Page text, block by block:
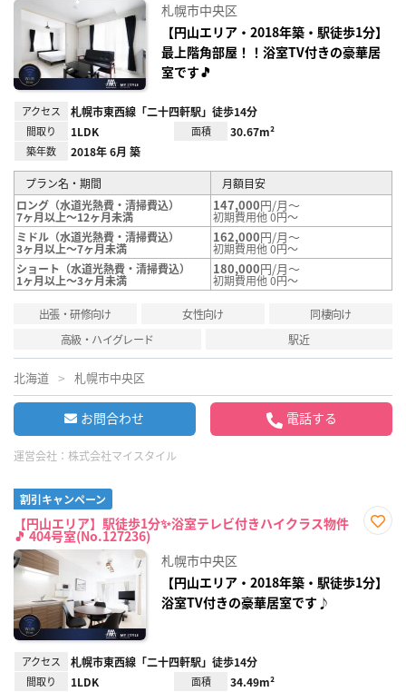
録
札幌市中央区
【円山エリア・2018年築・駅徒歩1分】
最上階角部屋！！浴室TV付きの豪華居
室です🎵
アクセス 札幌市東西線「二十四軒駅」徒歩14分
間取り 1LDK 面積 30.67m²
築年数 2018年 6月 築
プラン名・期間
月額目安
ロング（水道光熱費・清掃費込）
7ヶ月以上～12ヶ月未満
147,000円/月～
初期費用他 0円～
ミドル（水道光熱費・清掃費込）
3ヶ月以上～7ヶ月未満
162,000円/月～
初期費用他 0円～
ショート（水道光熱費・清掃費込）
1ヶ月以上～3ヶ月未満
180,000円/月～
初期費用他 0円～
出張・研修向け 女性向け
同棲向け
高級・ハイグレード
駅近
北海道 札幌市中央区
お問合わせ 電話する
運営会社： 株式会社マイスタイル
割引キャンペーン
【円山エリア】駅徒歩1分✨浴室テレビ付きハイクラス物件
🎵 404号室(No.127236)
録
札幌市中央区
【円山エリア・2018年築・駅徒歩1分】
浴室TV付きの豪華居室です♪
アクセス 札幌市東西線「二十四軒駅」徒歩14分
間取り 1LDK 面積 34.49m²